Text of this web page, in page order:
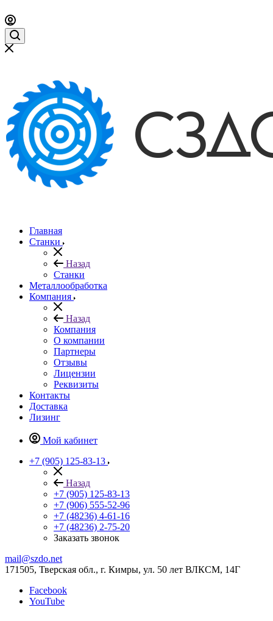
Главная
Станки
Назад
Станки
Металлообработка
Компания
Назад
Компания
О компании
Партнеры
Отзывы
Лицензии
Реквизиты
Контакты
Доставка
Лизинг
Мой кабинет
+7 (905) 125-83-13
Назад
+7 (905) 125-83-13
+7 (906) 555-52-96
+7 (48236) 4-61-16
+7 (48236) 2-75-20
Заказать звонок
mail@szdo.net
171505, Тверская обл., г. Кимры, ул. 50 лет ВЛКСМ, 14Г
Facebook
YouTube